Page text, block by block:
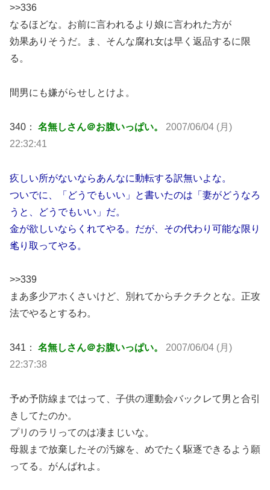
>>336
なるほどな。お前に言われるより娘に言われた方が
効果ありそうだ。ま、そんな腐れ女は早く返品するに限
る。
間男にも嫌がらせしとけよ。
340： 名無しさん＠お腹いっぱい。 2007/06/04 (月)
22:32:41
疚しい所がないならあんなに動転する訳無いよな。
ついでに、「どうでもいい」と書いたのは「妻がどうなろ
うと、どうでもいい」だ。
金が欲しいならくれてやる。だが、その代わり可能な限り
毟り取ってやる。
>>339
まあ多少アホくさいけど、別れてからチクチクとな。正攻
法でやるとするわ。
341： 名無しさん＠お腹いっぱい。 2007/06/04 (月)
22:37:38
予め予防線まではって、子供の運動会バックレて男と合引
きしてたのか。
プリのラリってのは凄まじいな。
母親まで放棄したその汚嫁を、めでたく駆逐できるよう願
ってる。がんばれよ。